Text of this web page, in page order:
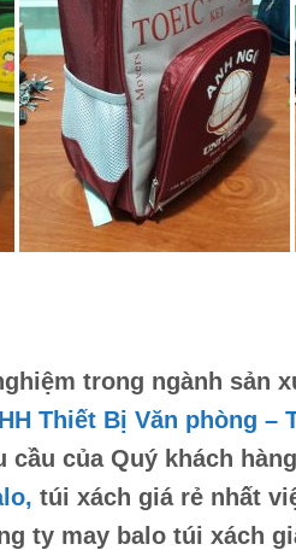
trong ngành sản
Thiết Bị Văn phòng –
cầu của Quý khách
túi xách giá rẻ nhất
ty may balo túi xách